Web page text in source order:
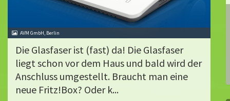
AVM GmbH, Berlin
Die Glasfaser ist (fast) da! Die Glasfaser
liegt schon vor dem Haus und bald wird der
Anschluss umgestellt. Braucht man eine
neue Fritz!Box? Oder k...